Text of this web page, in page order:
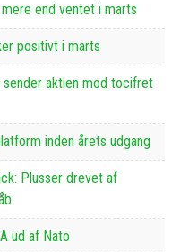
end ventet i marts
positivt i marts
aktien mod tocifret
inden årets udgang
Plusser drevet af
ud af Nato